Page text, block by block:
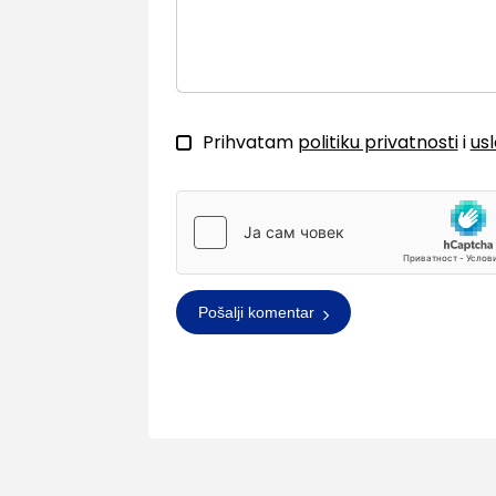
Prihvatam politiku privatnostii
Pošalji komentar